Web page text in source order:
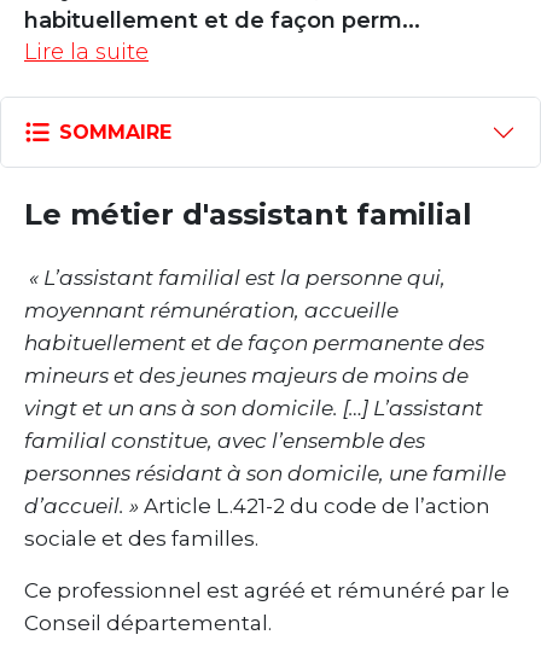
habituellement et de façon perm...
Lire la suite
SOMMAIRE
Le métier d'assistant familial
« L’assistant familial est la personne qui,
moyennant rémunération, accueille
habituellement et de façon permanente des
mineurs et des jeunes majeurs de moins de
vingt et un ans à son domicile. […] L’assistant
familial constitue, avec l’ensemble des
personnes résidant à son domicile, une famille
d’accueil. » Article L.421-2 du code de l’action
sociale et des familles.
Ce professionnel est agréé et rémunéré par le
Conseil départemental.